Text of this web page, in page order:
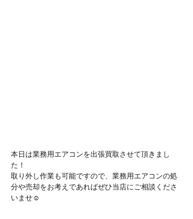
本日は業務用エアコンを出張買取させて頂きまし
た！
取り外し作業も可能ですので、業務用エアコンの処
分や売却をお考えであればぜひ当店にご相談くださ
いませ☺